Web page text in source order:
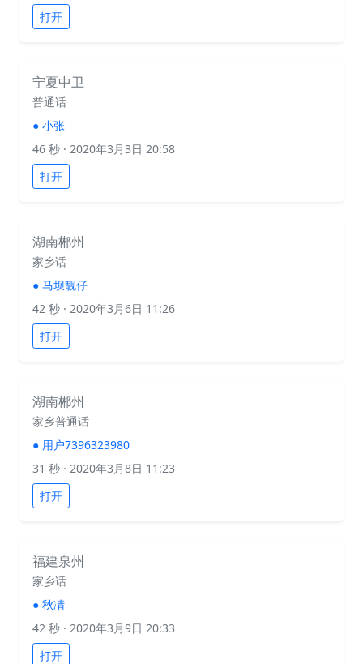
打开
宁夏中卫
普通话
● 小张
46 秒 · 2020年3月3日 20:58
打开
湖南郴州
家乡话
● 马坝靓仔
42 秒 · 2020年3月6日 11:26
打开
湖南郴州
家乡普通话
● 用户7396323980
31 秒 · 2020年3月8日 11:23
打开
福建泉州
家乡话
● 秋凊
42 秒 · 2020年3月9日 20:33
打开